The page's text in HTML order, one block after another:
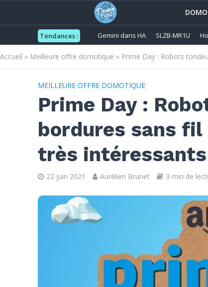
Tendances : Gemini dans HA SLZB-MR1U
Accueil » Meilleure offre domotique » Prime Day : Robots
MEILLEURE OFFRE DOMOTIQUE
Prime Day :
bordures sans
très intéressants
22 juin 2021 Aurélien Brunet 3 min de